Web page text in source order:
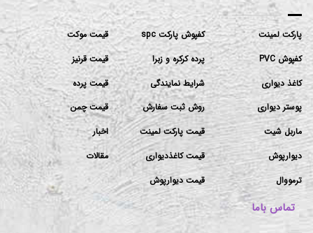
پارکت لمینت
کفپوش PVC
کاغذ دیواری
پوستر دیواری
ماربل شیت
دیوارپوش
ترمووال
کفپوش پارکت spc
پرده کرکره و زبرا
شرایط نمایندگی
روش ثبت سفارش
قیمت پارکت لمینت
قیمت کاغذدیواری
قیمت دیوارپوش
قیمت موکت
قیمت قرنیز
قیمت پرده
قیمت چمن
اخبار
مقالات
تماس باما